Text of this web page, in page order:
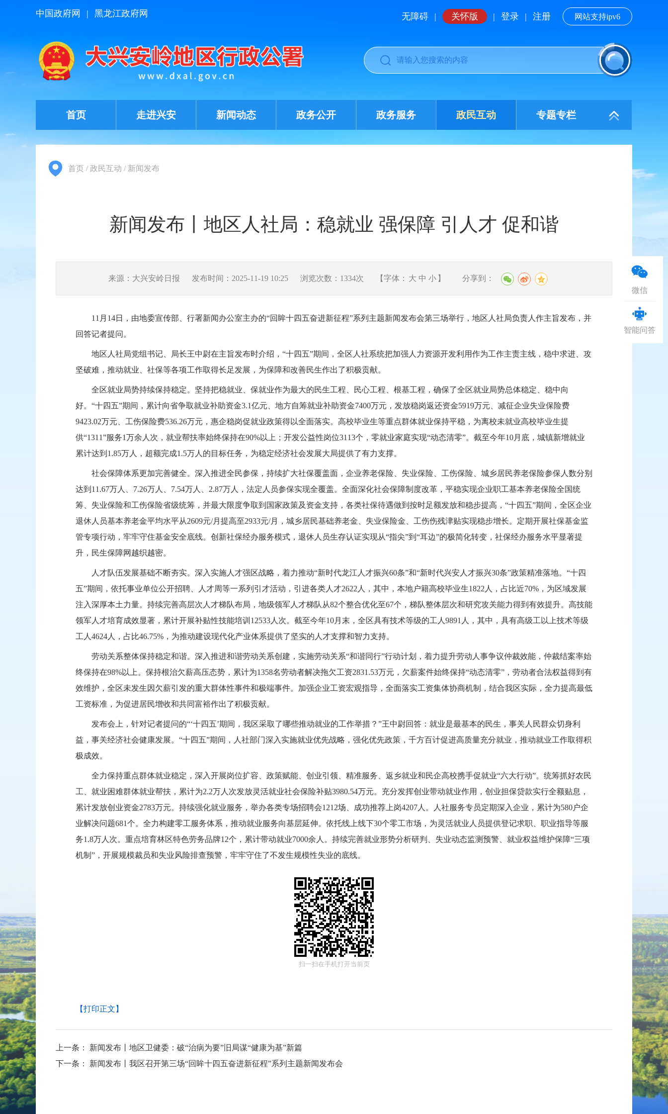
中国政府网 | 黑龙江政府网 无障碍 | 关怀版 | 登录 | 注册 网站支持ipv6
首页 走进兴安 新闻动态 政务公开 政务服务 政民互动 专题专栏
首页 /政民互动 / 新闻发布
新闻发布丨地区人社局：稳就业 强保障 引人才 促和谐
来源：大兴安岭日报 发布时间：2025-11-19 10:25 浏览次数： 1334次 【字体： 大 中 小 】 分享到：
11月14日，由地委宣传部、行署新闻办公室主办的“回眸十四五奋进新征程”系列主题新闻发布会第三场举行，地区人社局负责人作主旨发布，并
回答记者提问。
地区人社局党组书记、局长王中尉在主旨发布时介绍， “十四五”期间 ，全区人社系统把加强人力资源开发利用作为工作主责主线，稳中求进、攻
坚破难，推动就业、社保等各项工作取得长足发展，为保障和改善民生作出了积极贡献。
全区就业局势持续保持稳定。坚持把稳就业、保就业作为最大的民生工程、民心工程、根基工程，确保了全区就业局势总体稳定、稳中向
好。 “十四五”期间，累计向省争取就业补助资金3.1亿元、地方自筹就业补助资金7400万元，发放稳岗返还资金5919万元、减征企业失业保险费
9423.02万元、工伤保险费536.26万元，惠企稳岗促就业政策得以全面落实。高校毕业生等重点群体就业保持平稳，为离校未就业高校毕业生提
供“1311”服务1万余人次，就业帮扶率始终保持在90%以上；开发公益性岗位3113个，零就业家庭实现“动态清零”。截至今年10月底，城镇新增就业
累计达到1.85万人，超额完成1.5万人的目标任务，为稳定经济社会发展大局提供了有力支撑。
社会保障体系更加完善健全。深入推进全民参保，持续扩大社保覆盖面， 企业养老保险、失业保险、工伤保险、城乡居民养老保险参保人 数分别
达到 11.67万人、7.26万人、7.54万人、2.87万人， 法定人员参保实现全覆盖。全面深化社会保障制度改革，平稳实现企业职工基本养老保险全国统
筹、失业保险和工伤保险省级统筹，并最大限度争取到国家政策及资金支持，各类社保待遇做到按时足额发放和稳步提高， “十四五”期间，全区企业
退休人员基本养老金平均水平从2609元/月提高至2933元/月
，城乡居民基础养老金 、失业保险金、工伤伤残津贴实现稳步增长。定期开展社保基金监
管专项行动，牢牢守住基金安全底线。创新社保经办服务模式，退休人员生存认证实现从“指尖”到“耳边”的极简化转变，社保经办服务水平显著提
升，民生保障网越织越密。
人才队伍发展基础不断夯实。 深入实施人才强区战略，着力推动“新时代龙江人才振兴60条”和“新时代兴安人才振兴30条”政策精准落地。“十四
五”期间，依托事业单位公开招聘、人才周等一系列引才活动，引进各类人才2622人，其中，本地户籍高校毕业生1822人，占比近70%，为区域发展
注入深厚本土力量。持续完善高层次人才梯队布局，地级领军人才梯队从82个整合优化至67个，梯队整体层次和研究攻关能力得到有效提升。高技能
领军人才培育成效显著，累计开展补贴性技能培训12533人次。截至今年10月末，全区具有技术等级的工人9891人，其中，具有高级工以上技术等级
工人4624人，占比46.75%，为推动建设现代化产业体系提供了坚实的人才支撑和智力支持。
劳动关系整体保持稳定和谐。 深入推进和谐劳动关系创建，实施劳动关系“和谐同行”行动计划，着力提升劳动人事争议仲裁效能，仲裁结案率始
终保持在98%以上 。保持根治欠薪高压态势，累计为1358名劳动者解决拖欠工资2831.53万元，欠薪案件始终保持“动态清零”，劳动者合法权益得到有
效维护，全区未发生因欠薪引发的重大群体性事件和极端事件。加强企业工资宏观指导，全面落实工资集体协商机制，结合我区实际，全力提高最低
工资标准，为促进居民增收和共同富裕作出了积极贡献。
发布会上，针对记者提问的“‘十四五’期间，我区采取了哪些推动就业的工作举措？ ”王中尉回答： 就业是最基本的民生，事关人民群众切身利
益，事关经济社会健康发展。 “十四五”期间，人社部门深入实施就业优先战略，强化优先政策，千方百计促进高质量充分就业，推动就业工作取得积
极成效。
全力保持重点群体就业稳定，深入开展岗位扩容、政策赋能、创业引领、精准服务、返乡就业和民企高校携手促就业“六大行动”。统筹抓好农民
工、就业困难群体就业帮扶，累计为2.2万人次发放灵活就业社会保险补贴3980.54万元。充分发挥创业带动就业作用，创业担保贷款实行全额贴息，
累计发放创业资金2783万元。持续强化就业服务，举办各类专场招聘会1212场、成功推荐上岗4207人。 人社服务专员定期深入企业，累计为580户企
业解决问题681个。全力构建零工服务体系，推动就业服务向基层延伸。依托线上线下30个零工市场，为灵活就业人员提供登记求职、职业指导等服
务1.8万人次。重点培育林区特色劳务品牌12个，累计带动就业7000余人。持续完善就业形势分析研判、失业动态监测预警、就业权益维护保障“三项
机制”，开展规模裁员和失业风险排查预警，牢牢守住了不发生规模性失业的底线。
扫一扫在手机打开当前页
【打印正文】
上一条：
新闻发布丨地区卫健委：破“治病为要”旧局谋“健康为基”新篇
下一条：
新闻发布丨我区召开第三场“回眸十四五奋进新征程”系列主题新闻发布会
微信
智能问答